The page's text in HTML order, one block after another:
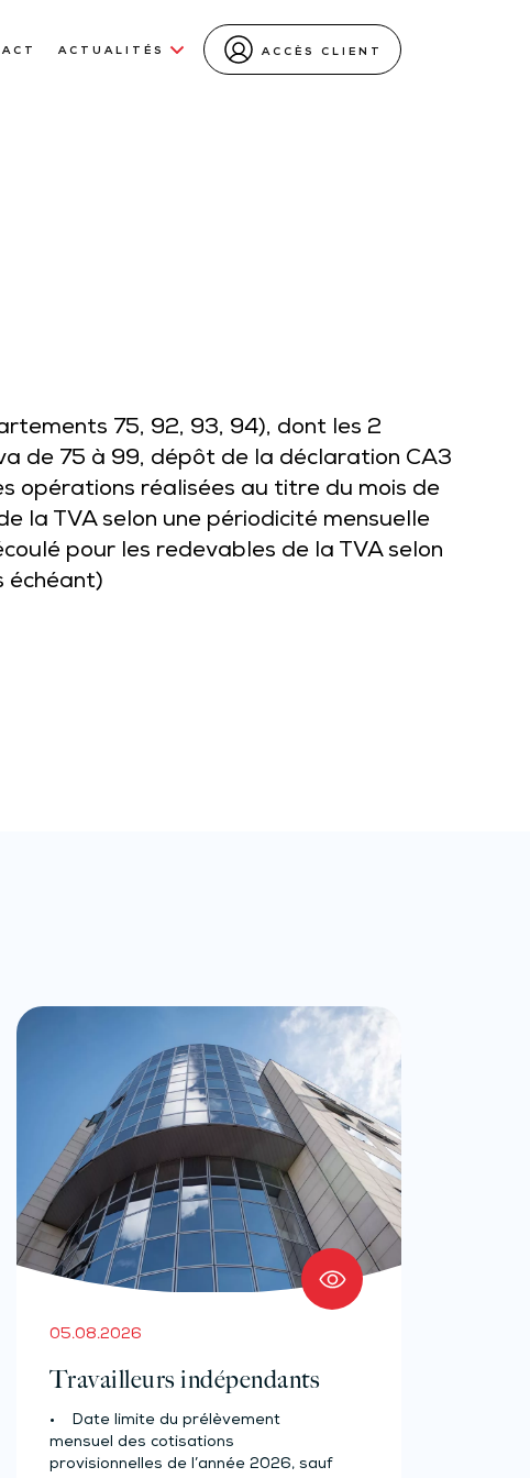
ACTUALITÉS ACCÈS CLIENT
75, 92, 93, 94), dont les 2
de 75 à 99, dépôt de la déclaration CA3
opérations réalisées au titre du mois de
la TVA selon une périodicité mensuelle
pour les redevables de la TVA selon
échéant)
05.08.2026
Travailleurs indépendants
• Date limite du prélèvement
mensuel des cotisations
provisionnelles de l’année 2026, sauf